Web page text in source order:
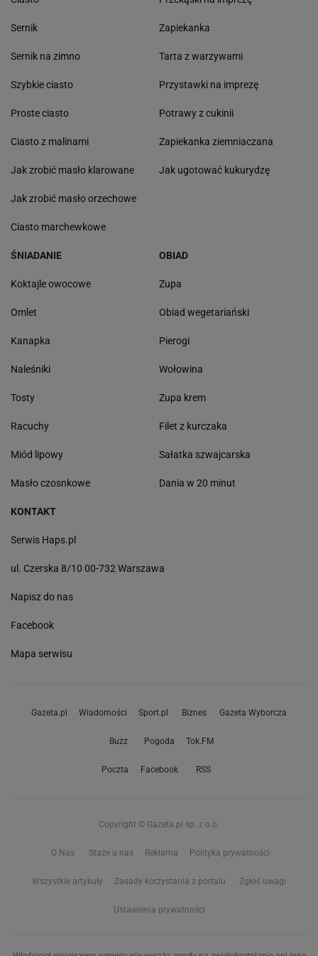
Sernik
Sernik na zimno
Szybkie ciasto
Proste ciasto
Ciasto z malinami
Jak zrobić masło klarowane
Jak zrobić masło orzechowe
Ciasto marchewkowe
Zapiekanka
Tarta z warzywami
Przystawki na imprezę
Potrawy z cukinii
Zapiekanka ziemniaczana
Jak ugotować kukurydzę
ŚNIADANIE
Koktajle owocowe
Omlet
Kanapka
Naleśniki
Tosty
Racuchy
Miód lipowy
Masło czosnkowe
OBIAD
Zupa
Obiad wegetariański
Pierogi
Wołowina
Zupa krem
Filet z kurczaka
Sałatka szwajcarska
Dania w 20 minut
KONTAKT
Serwis Haps.pl
ul. Czerska 8/10 00-732 Warszawa
Napisz do nas
Facebook
Mapa serwisu
Gazeta.pl Wiadomości Sport.pl Biznes Gazeta Wyborcza
Buzz Pogoda Tok.FM
Poczta Facebook RSS
Copyright © Gazeta.pl sp. z o.o.
O Nas Staże u nas Reklama Polityka prywatności
Wszystkie artykuły Zasady korzystania z portalu Zgłoś uwagi
Ustawienia prywatności